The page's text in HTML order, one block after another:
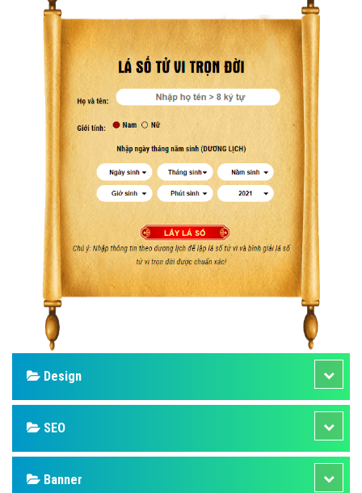
Design
SEO
Banner